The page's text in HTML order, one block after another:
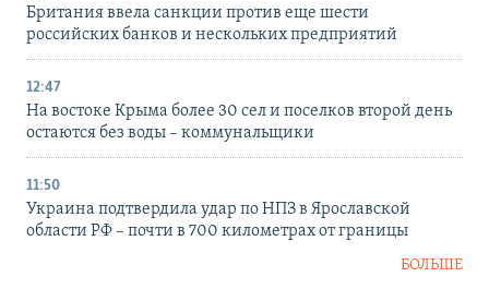
Британия ввела санкции против еще шести
российских банков и нескольких предприятий
12:47
На востоке Крыма более 30 сел и поселков второй день
остаются без воды – коммунальщики
11:50
Украина подтвердила удар по НПЗ в Ярославской
области РФ – почти в 700 километрах от границы
БОЛЬШЕ